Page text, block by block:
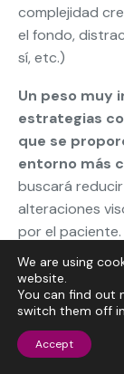
complejidad
el fondo,
sí, etc.)
Un peso muy
estrategias
que se
entorno más
buscará
alteraciones
por el paciente.
paciente o
tropiezos) y
situar los
enseres de
escasos
We are using
website.
You can find out
switch them off in
Accept